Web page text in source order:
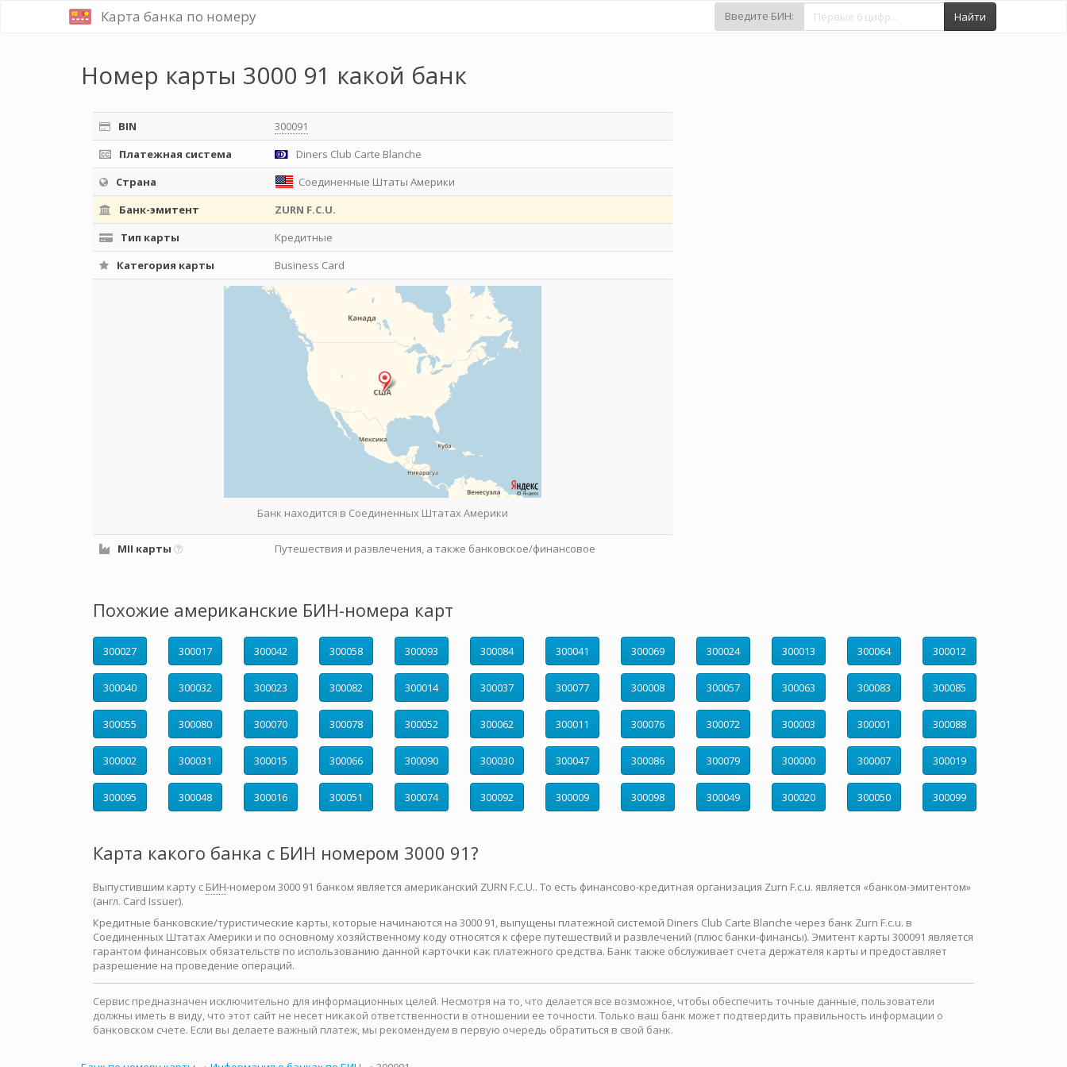
Карта банка по номеру Введите БИН: Найти
Номер карты 3000 91 какой банк
BIN
300091
Платежная система
Diners Club Carte Blanche
Страна
Соединенные Штаты Америки
Банк-эмитент
ZURN F.C.U.
Тип карты
Кредитные
Категория карты
Business Card
Банк находится в Соединенных Штатах Америки
MII карты Путешествия и развлечения, а также банковское/финансовое
Похожие американские БИН-номера карт
300027 300017 300042 300058 300093 300084 300041 300069 300024 300013 300064 300012
300040 300032 300023 300082 300014 300037 300077 300008 300057 300063 300083 300085
300055 300080 300070 300078 300052 300062 300011 300076 300072 300003 300001 300088
300002 300031 300015 300066 300090 300030 300047 300086 300079 300000 300007 300019
300095 300048 300016 300051 300074 300092 300009 300098 300049 300020 300050 300099
Карта какого банка с БИН номером 3000 91?
Выпустившим карту с БИН-номером 3000 91 банком является американский ZURN F.C.U.. То есть финансово-кредитная организация Zurn F.c.u. является «банком-эмитентом»
(англ. Card Issuer).
Кредитные банковские/туристические карты, которые начинаются на 3000 91, выпущены платежной системой Diners Club Carte Blanche через банк Zurn F.c.u. в
Соединенных Штатах Америки и по основному хозяйственному коду относятся к сфере путешествий и развлечений (плюс банки-финансы). Эмитент карты 300091 является
гарантом финансовых обязательств по использованию данной карточки как платежного средства. Банк также обслуживает счета держателя карты и предоставляет
разрешение на проведение операций.
Сервис предназначен исключительно для информационных целей. Несмотря на то, что делается все возможное, чтобы обеспечить точные данные, пользователи
должны иметь в виду, что этот сайт не несет никакой ответственности в отношении ее точности. Только ваш банк может подтвердить правильность информации о
банковском счете. Если вы делаете важный платеж, мы рекомендуем в первую очередь обратиться в свой банк.